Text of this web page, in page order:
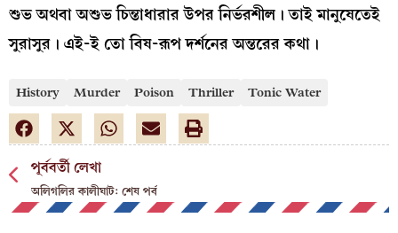
শুভ অথবা অশুভ চিন্তাধারার উপর নির্ভরশীল। তাই মানুষেতেই
সুরাসুর। এই-ই তো বিষ-রূপ দর্শনের অন্তরের কথা।
History Murder Poison Thriller Tonic Water
পূর্ববর্তী লেখা
অলিগলির কালীঘাট: শেষ পর্ব